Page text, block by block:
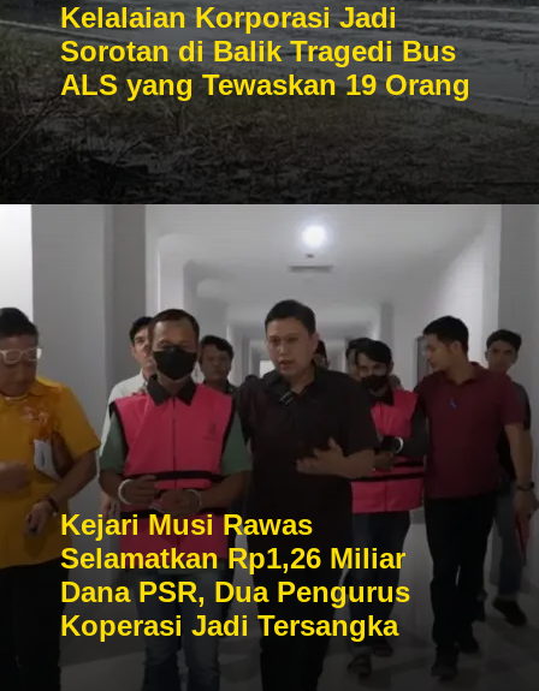
Kelalaian Korporasi Jadi
Sorotan di Balik Tragedi Bus
ALS yang Tewaskan 19 Orang
Kejari Musi Rawas
Selamatkan Rp1,26 Miliar
Dana PSR, Dua Pengurus
Koperasi Jadi Tersangka